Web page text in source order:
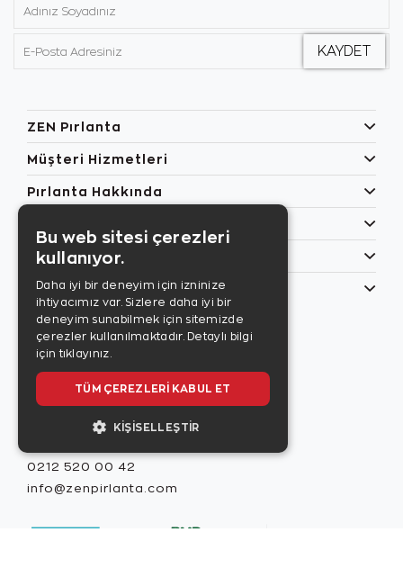
ZEN Pırlanta
Müşteri Hizmetleri
Pırlanta Hakkında
Özel Günler
Bilgilerim
Son sayıyı
0212 520 00 42
info@zenpirlanta.com
Bu web sitesi çerezleri
kullanıyor.
Daha iyi bir deneyim için izninize
ihtiyacımız var. Sizlere daha iyi bir
deneyim sunabilmek için sitemizde
çerezler kullanılmaktadır. Detaylı bilgi
için tıklayınız.
TÜM ÇEREZLERI KABUL ET
KIŞISELLEŞTIR